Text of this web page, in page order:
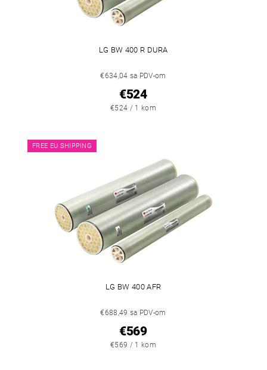
LG BW 400 R DURA
€634,04 sa PDV-om
€524
€524 / 1 kom
FREE EU SHIPPING
LG BW 400 AFR
€688,49 sa PDV-om
€569
€569 / 1 kom